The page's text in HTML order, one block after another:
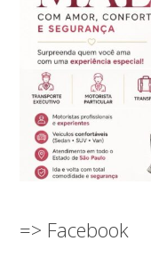
=> Facebook